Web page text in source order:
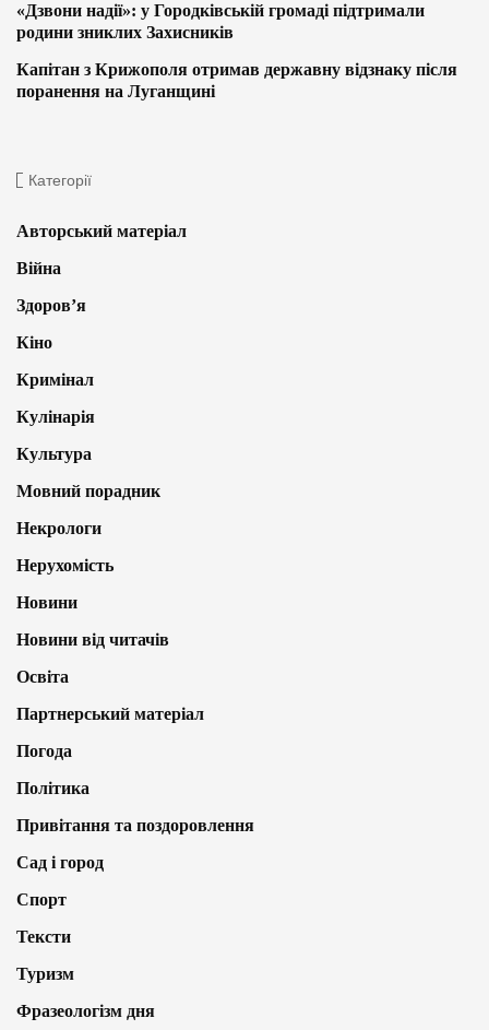
«Дзвони надії»: у Городківській громаді підтримали
родини зниклих Захисників
Капітан з Крижополя отримав державну відзнаку після
поранення на Луганщині
Категорії
Авторський матеріал
Війна
Здоров’я
Кіно
Кримінал
Кулінарія
Культура
Мовний порадник
Некрологи
Нерухомість
Новини
Новини від читачів
Освіта
Партнерський матеріал
Погода
Політика
Привітання та поздоровлення
Сад і город
Спорт
Тексти
Туризм
Фразеологізм дня